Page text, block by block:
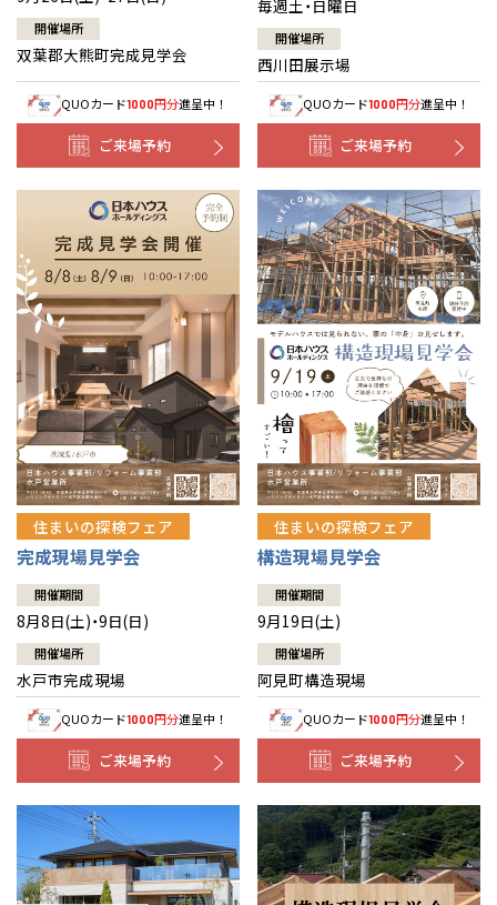
開催場所
双葉郡大熊町完成見学会
QUOカード1000円分進呈中！
ご来場予約
毎週土・日曜日
開催場所
西川田展示場
QUOカード1000円分進呈中！
ご来場予約
住まいの探検フェア
完成現場見学会
開催期間
8月8日(土)・9日(日)
開催場所
水戸市完成現場
QUOカード1000円分進呈中！
ご来場予約
住まいの探検フェア
構造現場見学会
開催期間
9月19日(土)
開催場所
阿見町構造現場
QUOカード1000円分進呈中！
ご来場予約